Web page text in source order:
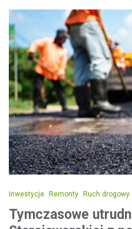
Inwestycje Remonty Ruch drogowy
Tymczasowe